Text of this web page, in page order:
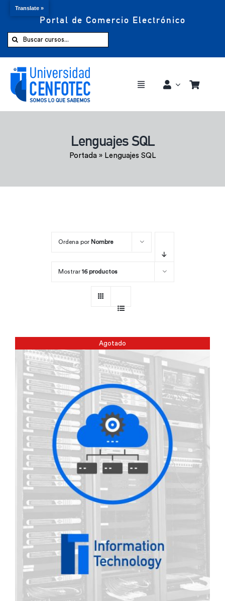
Portal de Comercio Electrónico
Buscar:
Toggle
Comprar ahora
Lenguajes SQL
Portada» Lenguajes SQL
Ordena por Nombre
Mostrar 16 productos
Agotado
Translate »